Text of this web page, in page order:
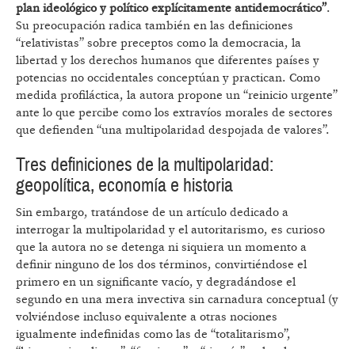
plan ideológico y político explícitamente antidemocrático”.
Su preocupación radica también en las definiciones
“relativistas” sobre preceptos como la democracia, la
libertad y los derechos humanos que diferentes países y
potencias no occidentales conceptúan y practican. Como
medida profiláctica, la autora propone un “reinicio urgente”
ante lo que percibe como los extravíos morales de sectores
que defienden “una multipolaridad despojada de valores”.
Tres definiciones de la multipolaridad:
geopolítica, economía e historia
Sin embargo, tratándose de un artículo dedicado a
interrogar la multipolaridad y el autoritarismo, es curioso
que la autora no se detenga ni siquiera un momento a
definir ninguno de los dos términos, convirtiéndose el
primero en un significante vacío, y degradándose el
segundo en una mera invectiva sin carnadura conceptual (y
volviéndose incluso equivalente a otras nociones
igualmente indefinidas como las de “totalitarismo”,